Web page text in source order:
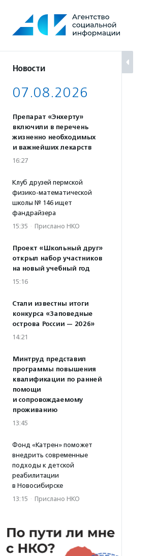
содержанию
Новости
07.08.2026
Препарат «Энхерту»
включили в перечень
жизненно необходимых
и важнейших лекарств
16:27
Клуб друзей пермской
физико-математической
школы № 146 ищет
фандрайзера
15:35 · Прислано НКО
Проект «Школьный друг»
открыл набор участников
на новый учебный год
15:16
Стали известны итоги
конкурса «Заповедные
острова России — 2026»
14:21
Минтруд представил
программы повышения
квалификации по ранней
помощи
и сопровождаемому
проживанию
13:45
Фонд «Катрен» поможет
внедрить современные
подходы к детской
реабилитации
в Новосибирске
13:15 · Прислано НКО